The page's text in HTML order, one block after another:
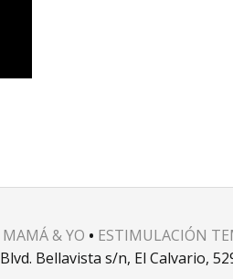
MAMÁ & YO • ESTIMULACIÓN
Blvd. Bellavista s/n, El Calvario,